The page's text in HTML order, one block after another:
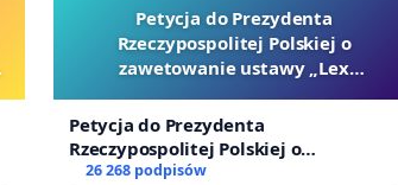
Petycja do Prezydenta
Rzeczypospolitej Polskiej o
zawetowanie ustawy „Lex
Petycja do Prezydenta
Rzeczypospolitej Polskiej o
zawetowanie ustawy „Lex Szarlatan”
26 268 podpisów